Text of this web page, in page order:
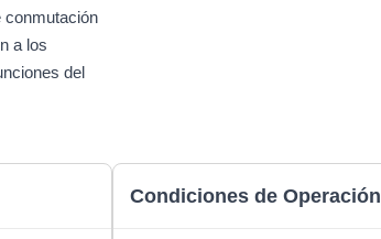
conmutación
a los
del
Condiciones de Operación